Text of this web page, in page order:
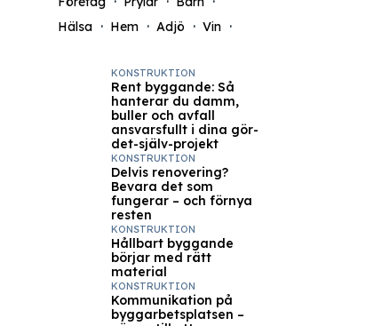
Hälsa
Hem Adjö Vin
Rent byggande: Så
hanterar du damm,
buller och avfall
ansvarsfullt i dina gör-
det-själv-projekt
KONSTRUKTION
Delvis renovering?
Bevara det som
fungerar – och förnya
resten
KONSTRUKTION
Hållbart byggande
börjar med rätt
material
KONSTRUKTION
Kommunikation på
byggarbetsplatsen –
KONSTRUKTION